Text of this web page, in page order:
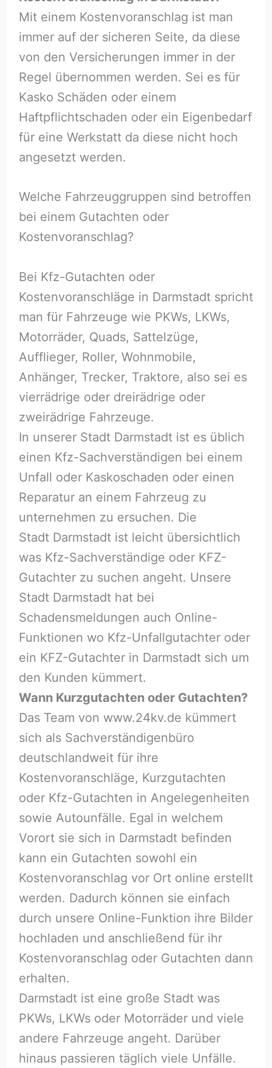
Mit einem Kostenvoranschlag ist man
immer auf der sicheren Seite, da diese
von den Versicherungen immer in der
Regel übernommen werden. Sei es für
Kasko Schäden oder einem
Haftpflichtschaden oder ein Eigenbedarf
für eine Werkstatt da diese nicht hoch
angesetzt werden.
Welche Fahrzeuggruppen sind betroffen
bei einem Gutachten oder
Kostenvoranschlag?
Bei Kfz-Gutachten oder
Kostenvoranschläge in Darmstadt spricht
man für Fahrzeuge wie PKWs, LKWs,
Motorräder, Quads, Sattelzüge,
Aufflieger, Roller, Wohnmobile,
Anhänger, Trecker, Traktore, also sei es
vierrädrige oder dreirädrige oder
zweirädrige Fahrzeuge.
In unserer Stadt Darmstadt ist es üblich
einen Kfz-Sachverständigen bei einem
Unfall oder Kaskoschaden oder einen
Reparatur an einem Fahrzeug zu
unternehmen zu ersuchen. Die
Stadt Darmstadt ist leicht übersichtlich
was Kfz-Sachverständige oder KFZ-
Gutachter zu suchen angeht. Unsere
Stadt Darmstadt hat bei
Schadensmeldungen auch Online-
Funktionen wo Kfz-Unfallgutachter oder
ein KFZ-Gutachter in Darmstadt sich um
den Kunden kümmert.
Wann Kurzgutachten oder Gutachten?
Das Team von www.24kv.de kümmert
sich als Sachverständigenbüro
deutschlandweit für ihre
Kostenvoranschläge, Kurzgutachten
oder Kfz-Gutachten in Angelegenheiten
sowie Autounfälle. Egal in welchem
Vorort sie sich in Darmstadt befinden
kann ein Gutachten sowohl ein
Kostenvoranschlag vor Ort online erstellt
werden. Dadurch können sie einfach
durch unsere Online-Funktion ihre Bilder
hochladen und anschließend für ihr
Kostenvoranschlag oder Gutachten dann
erhalten.
Darmstadt ist eine große Stadt was
PKWs, LKWs oder Motorräder und viele
andere Fahrzeuge angeht. Darüber
hinaus passieren täglich viele Unfälle.